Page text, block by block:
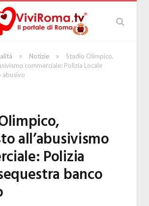
» Notizie »
Stadio Olimpico,
commerciale: Polizia Locale
abusivo
all’abusivismo
Polizia
banco